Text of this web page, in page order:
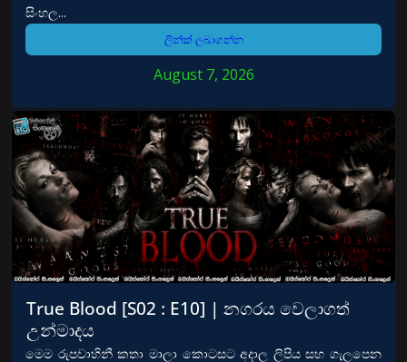
සිංහල...
ලින්ක් ලබාගන්න
August 7, 2026
True Blood [S02 : E10] | නගරය වෙලාගත්
උන්මාදය
මෙම රුපවාහිනී කතා මාලා කොටසට අදාල ලිපිය සහ ගැලපෙන